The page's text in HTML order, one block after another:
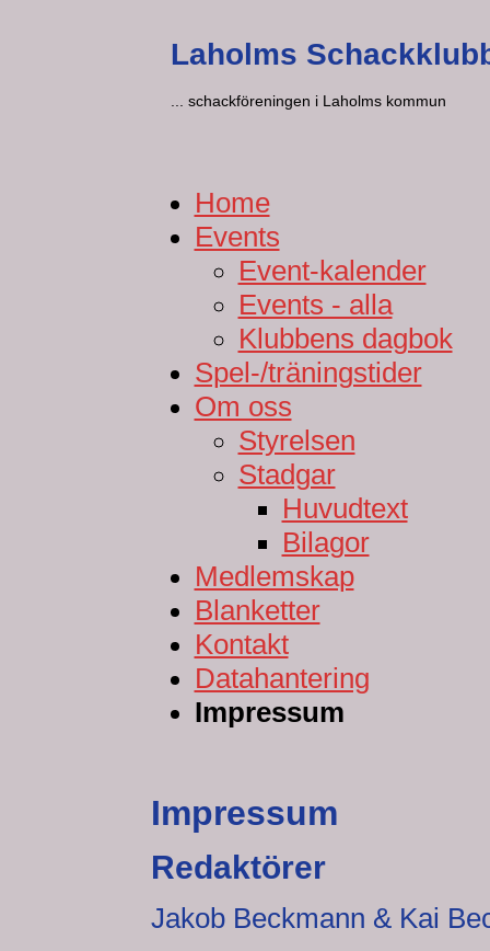
Laholms
... schackföreningen i Laholms kommun
Home
Events
Event-kalender
Events - alla
Klubbens dagbok
Spel-/träningstider
Om oss
Styrelsen
Stadgar
Huvudtext
Bilagor
Medlemskap
Blanketter
Kontakt
Datahantering
Impressum
Impressum
Redaktörer
Jakob Beckmann & Kai